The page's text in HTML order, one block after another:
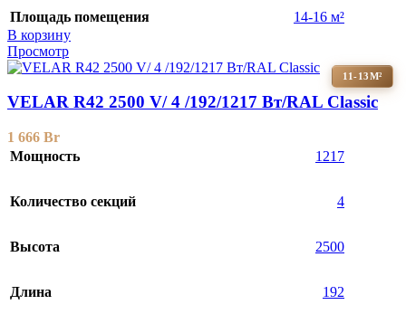
Площадь помещения
14-16 м²
В корзину
Просмотр
11-13М²
VELAR R42 2500 V/ 4 /192/1217 Вт/RAL Classic
1 666 Br
Мощность
1217
Количество секций 4
Высота 2500
Длина 192